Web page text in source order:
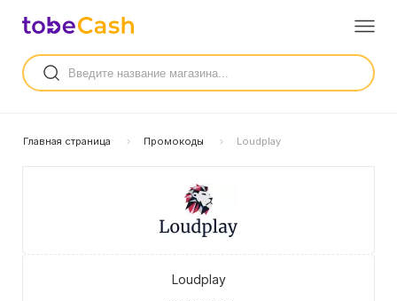
Главная страница Промокоды Loudplay
Loudplay